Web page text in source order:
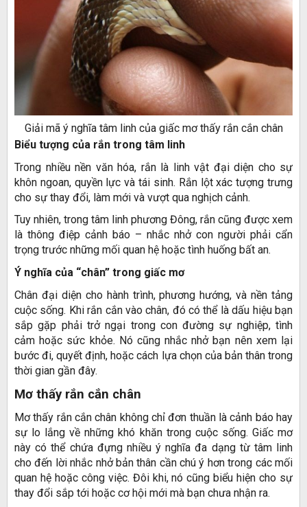
Giải mã ý nghĩa tâm linh của giấc mơ thấy rắn cắn chân
Biểu tượng của rắn trong tâm linh
Trong nhiều nền văn hóa, rắn là linh vật đại diện cho sự
khôn ngoan, quyền lực và tái sinh. Rắn lột xác tượng trưng
cho sự thay đổi, làm mới và vượt qua nghịch cảnh.
Tuy nhiên, trong tâm linh phương Đông, rắn cũng được xem
là thông điệp cảnh báo – nhắc nhở con người phải cẩn
trọng trước những mối quan hệ hoặc tình huống bất an.
Ý nghĩa của “chân” trong giấc mơ
Chân đại diện cho hành trình, phương hướng, và nền tảng
cuộc sống. Khi rắn cắn vào chân, đó có thể là dấu hiệu bạn
sắp gặp phải trở ngại trong con đường sự nghiệp, tình
cảm hoặc sức khỏe. Nó cũng nhắc nhở bạn nên xem lại
bước đi, quyết định, hoặc cách lựa chọn của bản thân trong
thời gian gần đây.
Mơ thấy rắn cắn chân
Mơ thấy rắn cắn chân không chỉ đơn thuần là cảnh báo hay
sự lo lắng về những khó khăn trong cuộc sống. Giấc mơ
này có thể chứa đựng nhiều ý nghĩa đa dạng từ tâm linh
cho đến lời nhắc nhở bản thân cần chú ý hơn trong các mối
quan hệ hoặc công việc. Đôi khi, nó cũng biểu hiện cho sự
thay đổi sắp tới hoặc cơ hội mới mà bạn chưa nhận ra.